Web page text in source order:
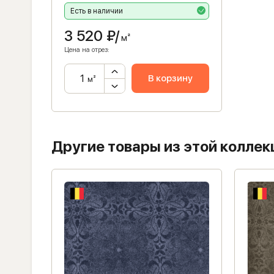
Есть в наличии
3 520 ₽/м²
Цена на отрез:
м² В корзину
Другие товары из этой